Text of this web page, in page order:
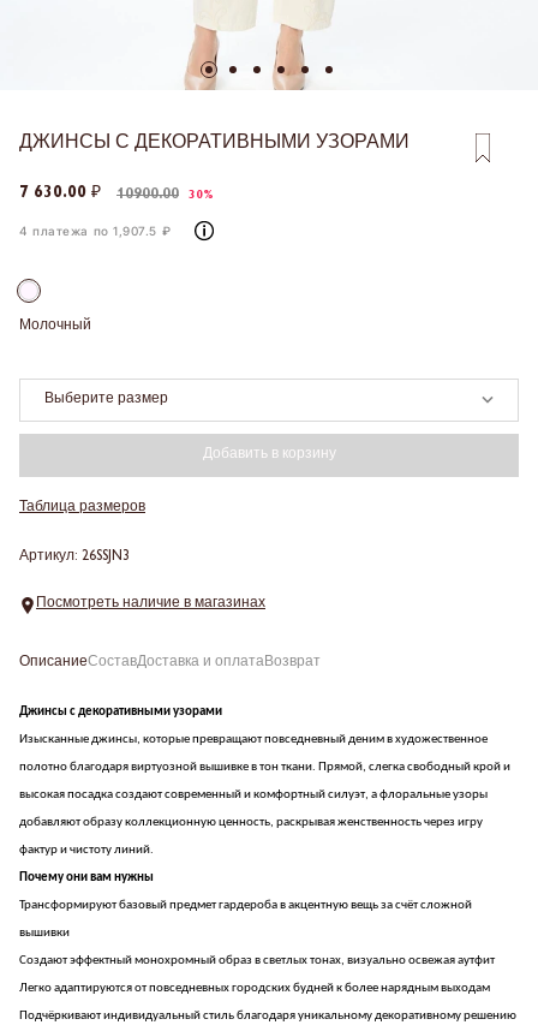
ДЖИНСЫ С ДЕКОРАТИВНЫМИ УЗОРАМИ
7 630.00 ₽ 10900.00 30%
4 платежа по 1,907.5 ₽
Молочный
Выберите размер
Добавить в корзину
Таблица размеров
Артикул: 26SSJN3
Посмотреть наличие в магазинах
ОписаниеСоставДоставка и оплатаВозврат
Джинсы с декоративными узорами
Изысканные джинсы, которые превращают повседневный деним в художественное
полотно благодаря виртуозной вышивке в тон ткани. Прямой, слегка свободный крой и
высокая посадка создают современный и комфортный силуэт, а флоральные узоры
добавляют образу коллекционную ценность, раскрывая женственность через игру
фактур и чистоту линий.
Почему они вам нужны
Трансформируют базовый предмет гардероба в акцентную вещь за счёт сложной
вышивки
Создают эффектный монохромный образ в светлых тонах, визуально освежая аутфит
Легко адаптируются от повседневных городских будней к более нарядным выходам
Подчёркивают индивидуальный стиль благодаря уникальному декоративному решению